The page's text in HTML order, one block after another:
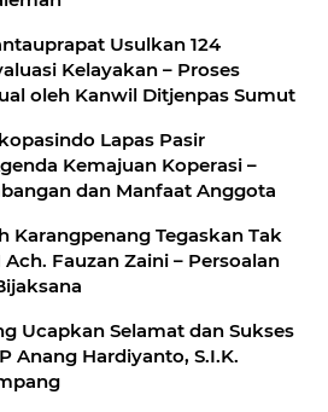
Usulkan 124
Kelayakan – Proses
oleh Kanwil Ditjenpas Sumut
Lapas Pasir
Kemajuan Koperasi –
dan Manfaat Anggota
Karangpenang Tegaskan Tak
Fauzan Zaini – Persoalan
Ucapkan Selamat dan Sukses
Anang Hardiyanto, S.I.K.